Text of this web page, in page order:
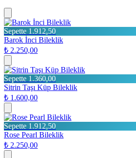
Sepette 1.912,50
Barok İnci Bileklik
₺ 2.250,00
Sepette 1.360,00
Sitrin Taşı Küp Bileklik
₺ 1.600,00
Sepette 1.912,50
Rose Pearl Bileklik
₺ 2.250,00